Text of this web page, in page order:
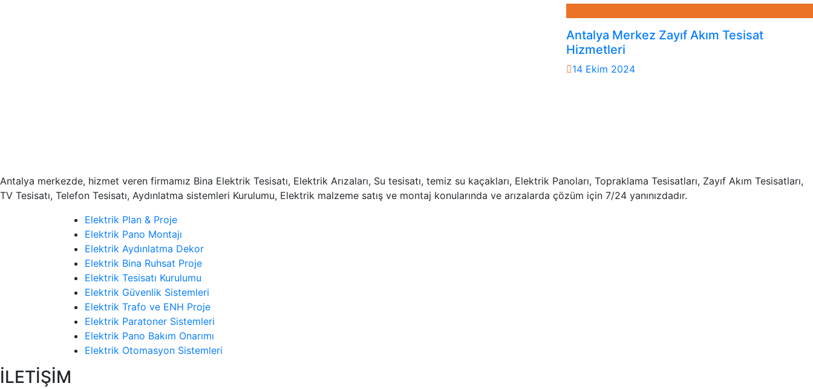
Antalya Merkez Zayıf Akım Tesisat
Hizmetleri
14 Ekim 2024
Antalya merkezde, hizmet veren firmamız Bina Elektrik Tesisatı, Elektrik Arızaları, Su tesisatı, temiz su kaçakları, Elektrik Panoları, Topraklama Tesisatları, Zayıf Akım Tesisatları,
TV Tesisatı, Telefon Tesisatı, Aydınlatma sistemleri Kurulumu, Elektrik malzeme satış ve montaj konularında ve arızalarda çözüm için 7/24 yanınızdadır.
Elektrik Plan & Proje
Elektrik Pano Montajı
Elektrik Aydınlatma Dekor
Elektrik Bina Ruhsat Proje
Elektrik Tesisatı Kurulumu
Elektrik Güvenlik Sistemleri
Elektrik Trafo ve ENH Proje
Elektrik Paratoner Sistemleri
Elektrik Pano Bakım Onarımı
Elektrik Otomasyon Sistemleri
İLETİŞİM